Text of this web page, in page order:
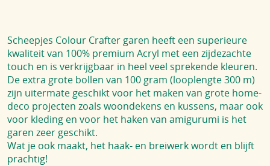
Scheepjes Colour Crafter garen heeft een superieure
kwaliteit van 100% premium Acryl met een zijdezachte
touch en is verkrijgbaar in heel veel sprekende kleuren.
De extra grote bollen van 100 gram (looplengte 300 m)
zijn uitermate geschikt voor het maken van grote home-
deco projecten zoals woondekens en kussens, maar ook
voor kleding en voor het haken van amigurumi is het
garen zeer geschikt.
Wat je ook maakt, het haak- en breiwerk wordt en blijft
prachtig!